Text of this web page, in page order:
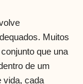
Muitos
que una
de um
vida, cada